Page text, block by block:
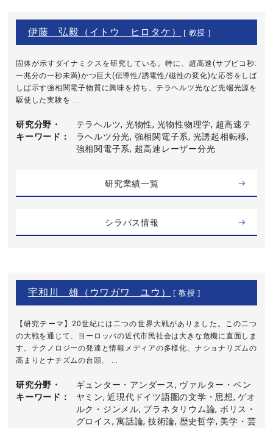
伊藤 弘毅（イトウ ヒロタケ） [ 教授 ]
固体が示すダイナミクスを研究している。特に、超高速(サブピコ秒:
一兆分の一秒未満)かつ巨大(伝導性/誘電性/磁性の変化)な応答をしば
しば示す強相関電子物質に興味を持ち、テラヘルツ光など先端光源を
駆使した実験を ...
研究分野・
キーワード
テラヘルツ, 光物性, 光物性物理学, 超高速テ
ラヘルツ分光, 強相関電子系, 光誘起相転移,
強相関電子系, 超高速レーザー分光
研究業績一覧
シラバス情報
宇和川 雄（ウワガワ ユウ） [ 教授 ]
【研究テーマ】20世紀には二つの世界大戦がありました。この二つ
の大戦を通じて、ヨーロッパの近代市民社会は大きな危機に直面しま
す。テクノロジーの発達と情報メディアの多様化、ナショナリズムの
高まりとナチズムの台頭、 ...
研究分野・
キーワード
ギュンター・アンダース, ヴァルター・ベン
ヤミン, 近現代ドイツ語圏の文学・思想, ゲオ
ルク・ジンメル, プラネタリウム論, ボリス・
グロイス, 寓話論, 技術論, 歴史哲学, 美学・芸